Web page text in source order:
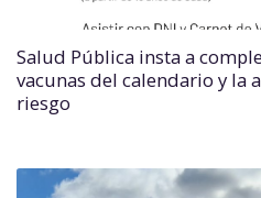
Salud Pública insta a
vacunas del calendario y la
riesgo